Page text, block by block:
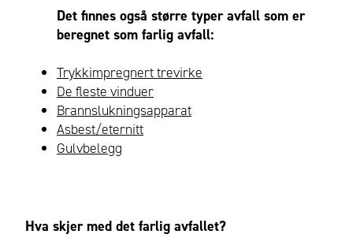
Det finnes også større typer avfall som er
beregnet som farlig avfall:
Trykkimpregnert trevirke
De fleste vinduer
Brannslukningsapparat
Asbest/eternitt
Gulvbelegg
Hva skjer med det farlig avfallet?